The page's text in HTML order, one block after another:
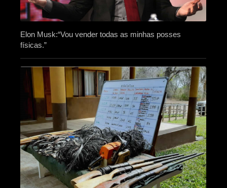
Elon Musk:“Vou vender todas as minhas posses
físicas.”